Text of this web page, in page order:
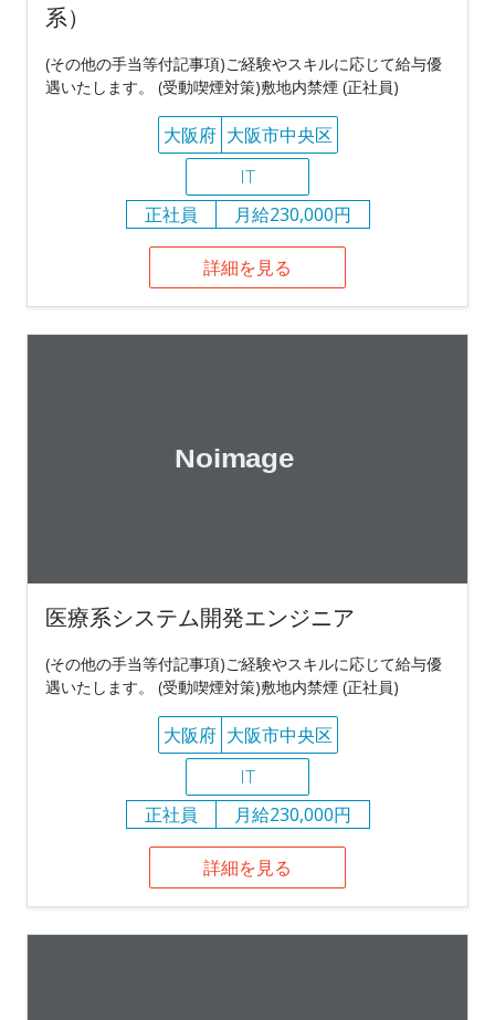
系）
(その他の手当等付記事項)ご経験やスキルに応じて給与優
遇いたします。 (受動喫煙対策)敷地内禁煙 (正社員)
大阪府 大阪市中央区
IT
正社員
月給230,000円
詳細を見る
医療系システム開発エンジニア
(その他の手当等付記事項)ご経験やスキルに応じて給与優
遇いたします。 (受動喫煙対策)敷地内禁煙 (正社員)
大阪府 大阪市中央区
IT
正社員
月給230,000円
詳細を見る